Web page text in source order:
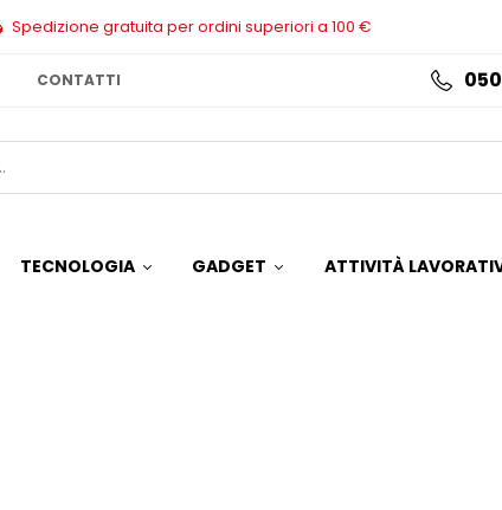
Spedizione gratuita per ordini superiori a 100 €
CONTATTI
TECNOLOGIA GADGET ATTIVITÀ